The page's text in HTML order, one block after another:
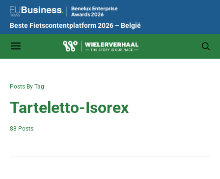
Beste Fietscontentplatform 2026 – België
Posts By Tag
Tarteletto-Isorex
88 Posts